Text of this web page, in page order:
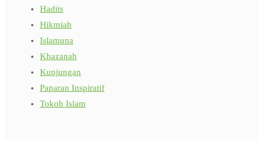
Hadits
Hikmiah
Islamuna
Khazanah
Kunjungan
Paparan Inspiratif
Tokoh Islam